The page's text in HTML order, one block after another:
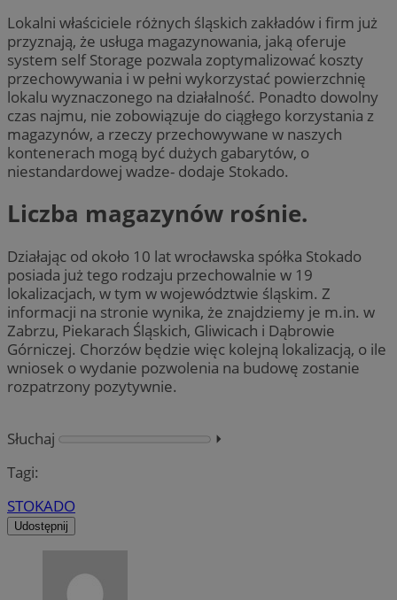
Lokalni właściciele różnych śląskich zakładów i firm już
przyznają, że usługa magazynowania, jaką oferuje
system self Storage pozwala zoptymalizować koszty
przechowywania i w pełni wykorzystać powierzchnię
lokalu wyznaczonego na działalność. Ponadto dowolny
czas najmu, nie zobowiązuje do ciągłego korzystania z
magazynów, a rzeczy przechowywane w naszych
kontenerach mogą być dużych gabarytów, o
niestandardowej wadze- dodaje Stokado.
Liczba magazynów rośnie.
Działając od około 10 lat wrocławska spółka Stokado
posiada już tego rodzaju przechowalnie w 19
lokalizacjach, w tym w województwie śląskim. Z
informacji na stronie wynika, że znajdziemy je m.in. w
Zabrzu, Piekarach Śląskich, Gliwicach i Dąbrowie
Górniczej. Chorzów będzie więc kolejną lokalizacją, o ile
wniosek o wydanie pozwolenia na budowę zostanie
rozpatrzony pozytywnie.
Słuchaj
⏵︎
Tagi:
STOKADO
Udostępnij